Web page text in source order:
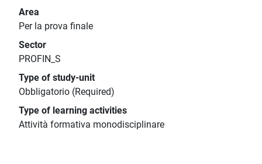
Area
Per la prova finale
Sector
PROFIN_S
Type of study-unit
Obbligatorio (Required)
Type of learning activities
Attività formativa monodisciplinare